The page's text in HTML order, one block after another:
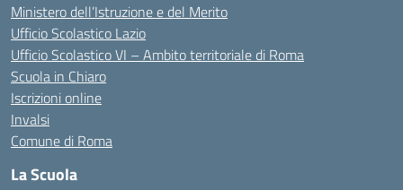
Ministero dell’Istruzione e del Merito
Ufficio Scolastico Lazio
Ufficio Scolastico VI – Ambito territoriale di Roma
Scuola in Chiaro
Iscrizioni online
Invalsi
Comune di Roma
La Scuola